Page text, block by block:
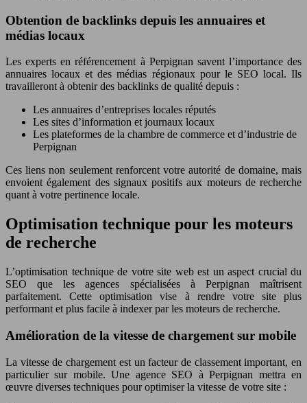
Obtention de backlinks depuis les annuaires et
médias locaux
Les experts en référencement à Perpignan savent l’importance des
annuaires locaux et des médias régionaux pour le SEO local. Ils
travailleront à obtenir des backlinks de qualité depuis :
Les annuaires d’entreprises locales réputés
Les sites d’information et journaux locaux
Les plateformes de la chambre de commerce et d’industrie de
Perpignan
Ces liens non seulement renforcent votre autorité de domaine, mais
envoient également des signaux positifs aux moteurs de recherche
quant à votre pertinence locale.
Optimisation technique pour les moteurs
de recherche
L’optimisation technique de votre site web est un aspect crucial du
SEO que les agences spécialisées à Perpignan maîtrisent
parfaitement. Cette optimisation vise à rendre votre site plus
performant et plus facile à indexer par les moteurs de recherche.
Amélioration de la vitesse de chargement sur mobile
La vitesse de chargement est un facteur de classement important, en
particulier sur mobile. Une agence SEO à Perpignan mettra en
œuvre diverses techniques pour optimiser la vitesse de votre site :